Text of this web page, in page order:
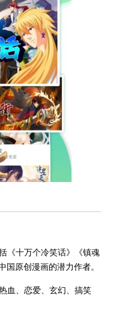
《十万个冷笑话》《镇魂
原创漫画的潜力作者。
血、恋爱、玄幻、搞笑